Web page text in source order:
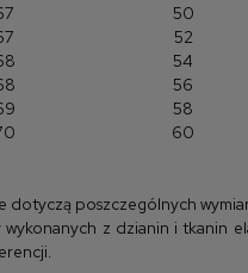
50
52
54
56
58
60
dotyczą poszczególnych
z dzianin i tkanin